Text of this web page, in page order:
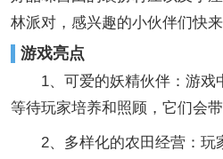
林派对，感兴趣的小伙伴们快来
游戏亮点
1、可爱的妖精伙伴：游戏
等待玩家培养和照顾，它们会带
2、多样化的农田经营：玩